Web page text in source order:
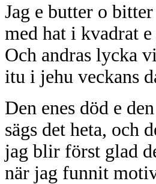
Jag e butter o
med hat i kvadrat
Och andras lycka
itu i jehu veckans
Den enes död e
sägs det heta, och
jag blir först glad
när jag funnit